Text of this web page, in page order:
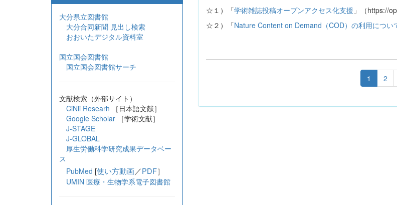
☆１）「学術雑誌投稿オープンアクセス化支援 」（https://
☆２）「Nature Content on Demand（COD）の利用につい
1 2
大分県立図書館
大分合同新聞 見出し検索
おおいたデジタル資料室
国立国会図書館
国立国会図書館サーチ
文献検索（外部サイト）
CiNii Researh ［日本語文献］
Google Scholar
［学術文献］
J-STAGE
J-GLOBAL
厚生労働科学研究成果データベー
ス
PubMed [使い方動画／PDF］
UMIN 医療・生物学系電子図書館